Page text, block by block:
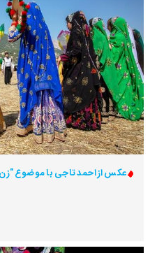
عکس از احمد تاجی با موضوع